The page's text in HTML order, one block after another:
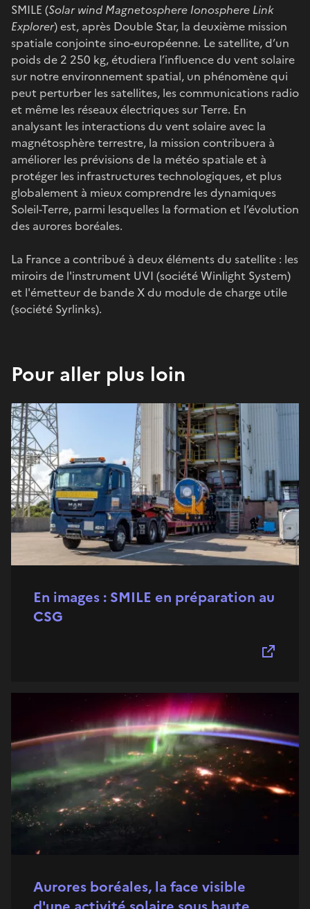
SMILE (Solar wind Magnetosphere Ionosphere Link
Explorer) est, après Double Star, la deuxième mission
spatiale conjointe sino-européenne. Le satellite, d’un
poids de 2 250 kg, étudiera l’influence du vent solaire
sur notre environnement spatial, un phénomène qui
peut perturber les satellites, les communications radio
et même les réseaux électriques sur Terre. En
analysant les interactions du vent solaire avec la
magnétosphère terrestre, la mission contribuera à
améliorer les prévisions de la météo spatiale et à
protéger les infrastructures technologiques, et plus
globalement à mieux comprendre les dynamiques
Soleil-Terre, parmi lesquelles la formation et l’évolution
des aurores boréales.
La France a contribué à deux éléments du satellite : les
miroirs de l'instrument UVI (société Winlight System)
et l'émetteur de bande X du module de charge utile
(société Syrlinks).
Pour aller plus loin
En images : SMILE en préparation au
CSG
Aurores boréales, la face visible